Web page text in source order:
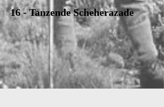
16 - Tanzende Scheherazade